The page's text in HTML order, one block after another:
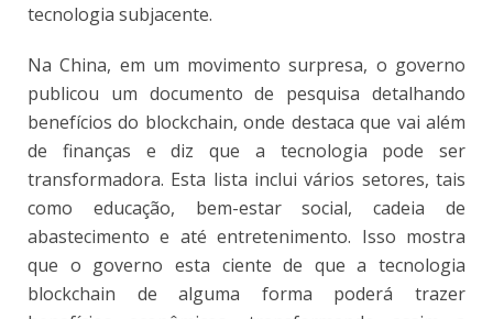
tecnologia subjacente.
Na China, em um movimento surpresa, o governo
publicou um documento de pesquisa detalhando
benefícios do blockchain, onde destaca que vai além
de finanças e diz que a tecnologia pode ser
transformadora. Esta lista inclui vários setores, tais
como educação, bem-estar social, cadeia de
abastecimento e até entretenimento. Isso mostra
que o governo esta ciente de que a tecnologia
blockchain de alguma forma poderá trazer